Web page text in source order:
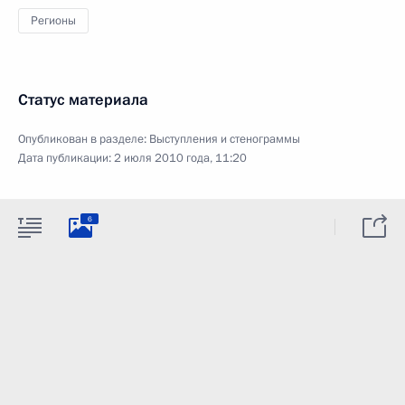
Регионы
Статус материала
Опубликован в разделе: Выступления и стенограммы
Дата публикации:2 июля 2010 года, 11:20
6